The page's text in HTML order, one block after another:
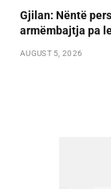
Gjilan: Nëntë
armëmbajtja pa
AUGUST 5, 2026